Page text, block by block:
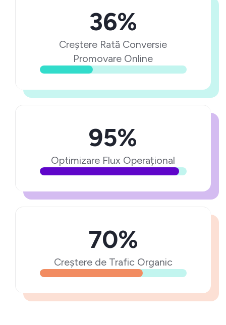
36%
Creștere Rată Conversie
Promovare Online
95%
Optimizare Flux Operațional
70%
Creștere de Trafic Organic